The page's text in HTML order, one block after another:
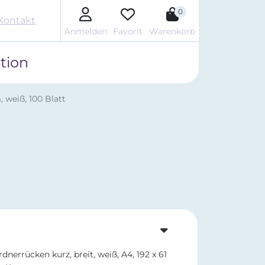
Anmelden Favorit
0
Warenkorb
weiß, 100 Blatt
kurz, breit, weiß, A4, 192 x 61